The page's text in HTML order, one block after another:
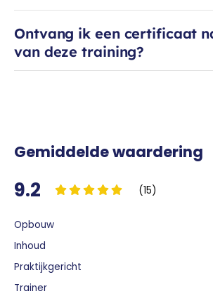
Ontvang ik een certificaat
van deze training?
Gemiddelde waardering
9.2 (15)
Opbouw
Inhoud
Praktijkgericht
Trainer